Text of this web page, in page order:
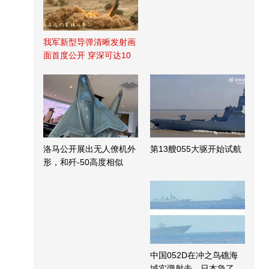
我军新型导弹清晰发射画
面首度公开 穿深可达10
洛马公开展出无人僚机外
形，和歼-50高度相似
第13艘055大驱开始试航
中国052D在冲之鸟礁海